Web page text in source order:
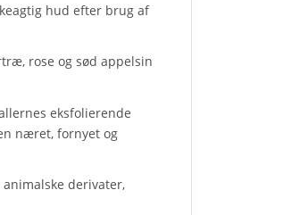
hud efter brug af
rose og sød appelsin
eksfolierende
næret, fornyet og
derivater,